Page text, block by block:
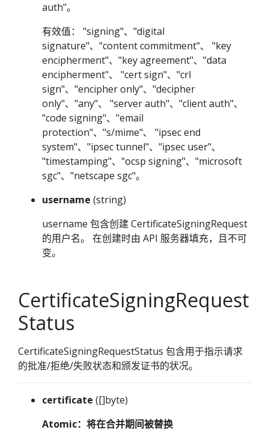
auth"。
有效值： "signing"、"digital
signature"、"content commitment"、 "key
encipherment"、"key agreement"、"data
encipherment"、 "cert sign"、"crl
sign"、"encipher only"、"decipher
only"、"any"、 "server auth"、"client auth"、
"code signing"、"email
protection"、"s/mime"、 "ipsec end
system"、"ipsec tunnel"、"ipsec user"、
"timestamping"、"ocsp signing"、"microsoft
sgc"、"netscape sgc"。
username (string)
username 包含创建 CertificateSigningRequest
的用户名。 在创建时由 API 服务器填充，且不可
变。
CertificateSigningRequest
Status
CertificateSigningRequestStatus 包含用于指示请求
的批准/拒绝/失败状态和颁发证书的状况。
certificate ([]byte)
Atomic：将在合并期间被替换